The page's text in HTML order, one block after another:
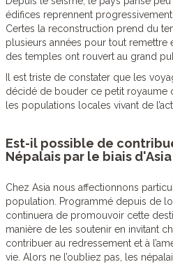
édifices reprennent progressivement
Certes la reconstruction prend du
plusieurs années pour tout remettre
des temples ont rouvert au grand
Il est triste de constater que les
décidé de bouder ce petit royaume
les populations locales vivant de
Est-il possible de
Népalais par le biais d'Asia
Chez Asia nous affectionnons
population. Programmé depuis de
continuera de promouvoir cette
manière de les soutenir en invitant
contribuer au redressement et à
vie. Alors ne l’oubliez pas, les